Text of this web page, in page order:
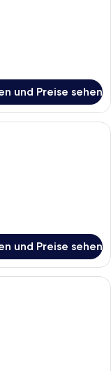
und Preise sehen
mit Bett,
und Preise sehen
mit einem Bett,